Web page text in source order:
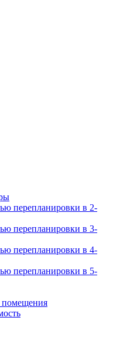
перепланировки в 2-
перепланировки в 3-
перепланировки в 4-
перепланировки в 5-